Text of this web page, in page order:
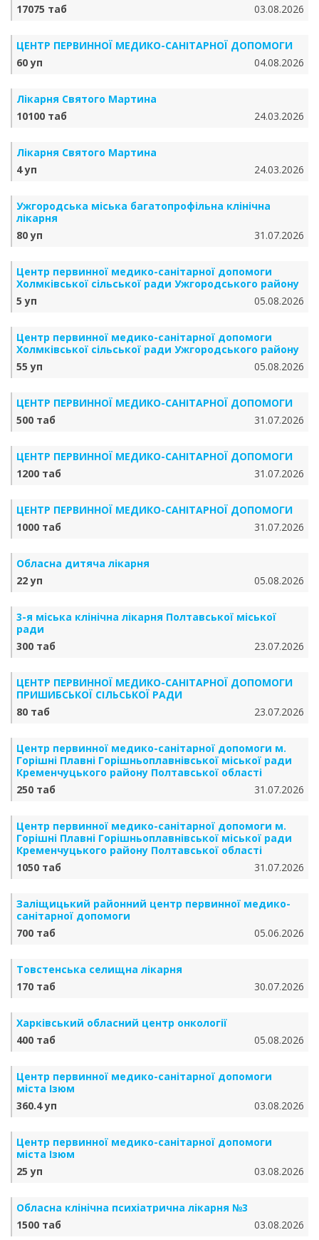
17075 таб
03.08.2026
ЦЕНТР ПЕРВИННОЇ МЕДИКО-САНІТАРНОЇ ДОПОМОГИ
60 уп
04.08.2026
Лікарня Святого Мартина
10100 таб
24.03.2026
Лікарня Святого Мартина
4 уп
24.03.2026
Ужгородська міська багатопрофільна клінічна
лікарня
80 уп
31.07.2026
Центр первинної медико-санітарної допомоги
Холмківської сільської ради Ужгородського району
5 уп
05.08.2026
Центр первинної медико-санітарної допомоги
Холмківської сільської ради Ужгородського району
55 уп
05.08.2026
ЦЕНТР ПЕРВИННОЇ МЕДИКО-САНІТАРНОЇ ДОПОМОГИ
500 таб
31.07.2026
ЦЕНТР ПЕРВИННОЇ МЕДИКО-САНІТАРНОЇ ДОПОМОГИ
1200 таб
31.07.2026
ЦЕНТР ПЕРВИННОЇ МЕДИКО-САНІТАРНОЇ ДОПОМОГИ
1000 таб
31.07.2026
Обласна дитяча лікарня
22 уп
05.08.2026
3-я міська клінічна лікарня Полтавської міської
ради
300 таб
23.07.2026
ЦЕНТР ПЕРВИННОЇ МЕДИКО-САНІТАРНОЇ ДОПОМОГИ
ПРИШИБСЬКОЇ СІЛЬСЬКОЇ РАДИ
80 таб
23.07.2026
Центр первинної медико-санітарної допомоги м.
Горішні Плавні Горішньоплавнівської міської ради
Кременчуцького району Полтавської області
250 таб
31.07.2026
Центр первинної медико-санітарної допомоги м.
Горішні Плавні Горішньоплавнівської міської ради
Кременчуцького району Полтавської області
1050 таб
31.07.2026
Заліщицький районний центр первинної медико-
санітарної допомоги
700 таб
05.06.2026
Товстенська селищна лікарня
170 таб
30.07.2026
Харківський обласний центр онкології
400 таб
05.08.2026
Центр первинної медико-санітарної допомоги
міста Ізюм
360.4 уп
03.08.2026
Центр первинної медико-санітарної допомоги
міста Ізюм
25 уп
03.08.2026
Обласна клінічна психіатрична лікарня №3
1500 таб
03.08.2026